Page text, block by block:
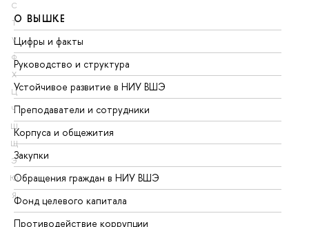
С
Т
У
Ф
Х
Ц
Ч
Ш
Щ
Э
Ю
Я
О ВЫШКЕ
Цифры и факты
Руководство и структура
Устойчивое развитие в НИУ ВШЭ
Преподаватели и сотрудники
Корпуса и общежития
Закупки
Обращения граждан в НИУ ВШЭ
Фонд целевого капитала
Противодействие коррупции